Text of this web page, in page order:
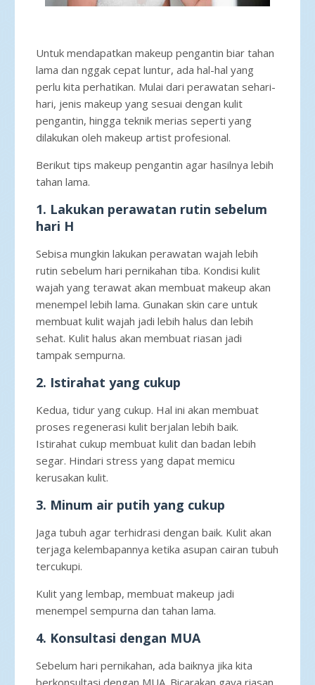
Untuk mendapatkan makeup pengantin biar tahan
lama dan nggak cepat luntur, ada hal-hal yang
perlu kita perhatikan. Mulai dari perawatan sehari-
hari, jenis makeup yang sesuai dengan kulit
pengantin, hingga teknik merias seperti yang
dilakukan oleh makeup artist profesional.
Berikut tips makeup pengantin agar hasilnya lebih
tahan lama.
1. Lakukan perawatan rutin sebelum
hari H
Sebisa mungkin lakukan perawatan wajah lebih
rutin sebelum hari pernikahan tiba. Kondisi kulit
wajah yang terawat akan membuat makeup akan
menempel lebih lama. Gunakan skin care untuk
membuat kulit wajah jadi lebih halus dan lebih
sehat. Kulit halus akan membuat riasan jadi
tampak sempurna.
2. Istirahat yang cukup
Kedua, tidur yang cukup. Hal ini akan membuat
proses regenerasi kulit berjalan lebih baik.
Istirahat cukup membuat kulit dan badan lebih
segar. Hindari stress yang dapat memicu
kerusakan kulit.
3. Minum air putih yang cukup
Jaga tubuh agar terhidrasi dengan baik. Kulit akan
terjaga kelembapannya ketika asupan cairan tubuh
tercukupi.
Kulit yang lembap, membuat makeup jadi
menempel sempurna dan tahan lama.
4. Konsultasi dengan MUA
Sebelum hari pernikahan, ada baiknya jika kita
berkonsultasi dengan MUA. Bicarakan gaya riasan